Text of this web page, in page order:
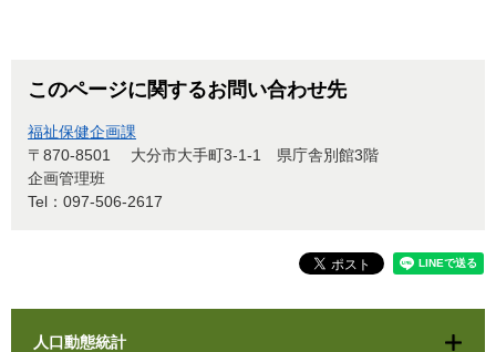
このページに関するお問い合わせ先
福祉保健企画課
〒870-8501
大分市大手町3-1-1 県庁舎別館3階
企画管理班
Tel：097-506-2617
人口動態統計